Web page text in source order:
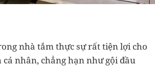
nhà tắm thực sự rất tiện lợi cho
nhân, chẳng hạn như gội đầu